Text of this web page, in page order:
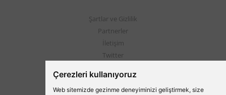
Çerezleri kullanıyoruz
Web sitemizde gezinme deneyiminizi geliştirmek, size
Şartlar ve Gizlilik
Partnerler
İletişim
Twitter